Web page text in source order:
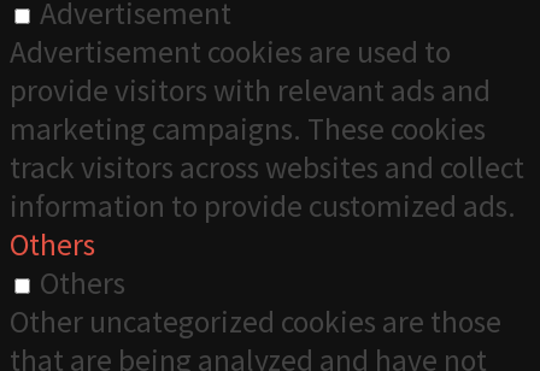
Advertisement
Advertisement cookies are used to
provide visitors with relevant ads and
marketing campaigns. These cookies
track visitors across websites and collect
information to provide customized ads.
Others
Others
Other uncategorized cookies are those
that are being analyzed and have not